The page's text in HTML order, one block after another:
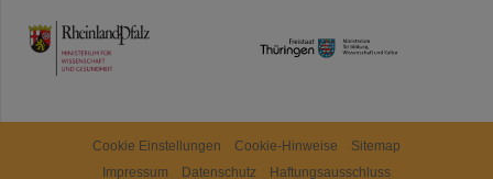
TMWWDG
Cookie Einstellungen Cookie-Hinweise
Sitemap
Impressum
Datenschutz Haftungsausschluss